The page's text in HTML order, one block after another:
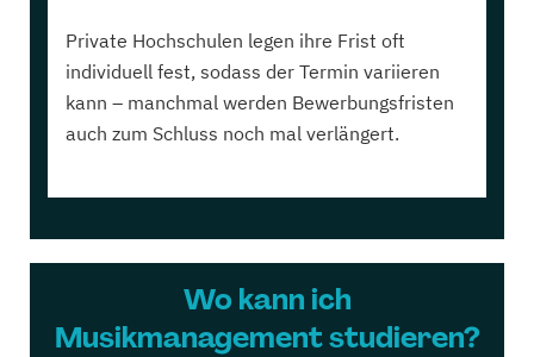
Private Hochschulen legen ihre Frist oft
individuell fest, sodass der Termin variieren
kann – manchmal werden Bewerbungsfristen
auch zum Schluss noch mal verlängert.
Wo kann ich
Musikmanagement studieren?